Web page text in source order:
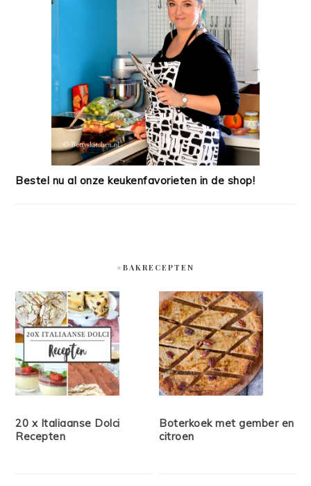
Bestel nu al onze keukenfavorieten in de shop!
#BAKRECEPTEN
20 x Italiaanse Dolci
Recepten
Boterkoek met gember en
citroen